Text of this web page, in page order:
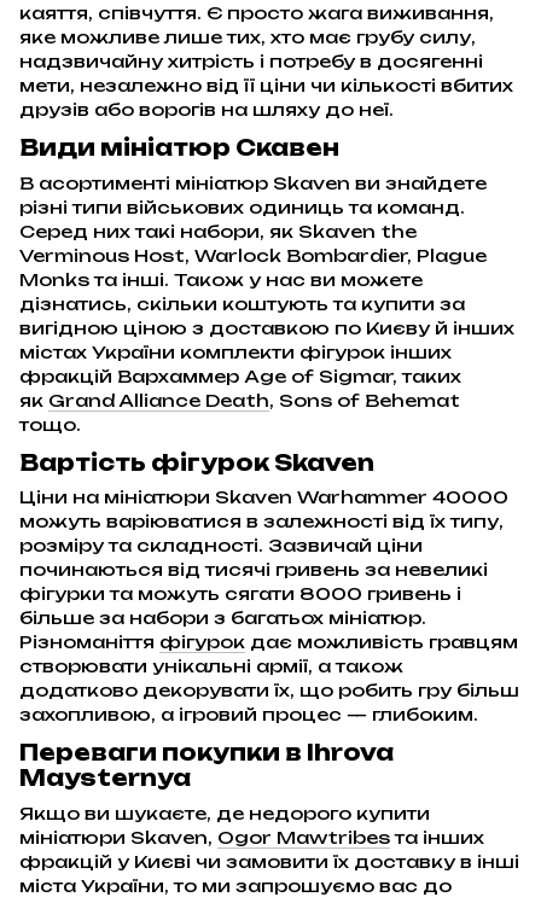
каяття, співчуття. Є просто жага виживання,
яке можливе лише тих, хто має грубу силу,
надзвичайну хитрість і потребу в досягенні
мети, незалежно від її ціни чи кількості вбитих
друзів або ворогів на шляху до неї.
Види мініатюр Скавен
В асортименті мініатюр Skaven ви знайдете
різні типи військових одиниць та команд.
Серед них такі набори, як Skaven the
Verminous Host, Warlock Bombardier, Plague
Monks та інші. Також у нас ви можете
дізнатись, скільки коштують та купити за
вигідною ціною з доставкою по Києву й інших
містах України комплекти фігурок інших
фракцій Вархаммер Age of Sigmar, таких
як Grand Alliance Death, Sons of Behemat
тощо.
Вартість фігурок Skaven
Ціни на мініатюри Skaven Warhammer 40000
можуть варіюватися в залежності від їх типу,
розміру та складності. Зазвичай ціни
починаються від тисячі гривень за невеликі
фігурки та можуть сягати 8000 гривень і
більше за набори з багатьох мініатюр.
Різноманіття фігурок дає можливість гравцям
створювати унікальні армії, а також
додатково декорувати їх, що робить гру більш
захопливою, а ігровий процес — глибоким.
Переваги покупки в Ihrova
Maysternya
Якщо ви шукаєте, де недорого купити
мініатюри Skaven, Ogor Mawtribesта інших
фракцій у Києві чи замовити їх доставку в інші
міста України, то ми запрошуємо вас до